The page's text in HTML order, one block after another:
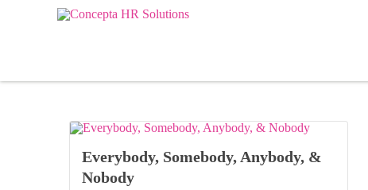
Everybody, Somebody, Anybody, &
Nobody